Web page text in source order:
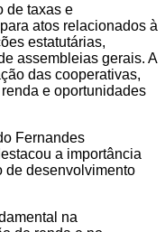
de taxas e
atos relacionados à
estatutárias,
assembleias gerais. A
das cooperativas,
e oportunidades
Fernandes
a importância
de desenvolvimento
na